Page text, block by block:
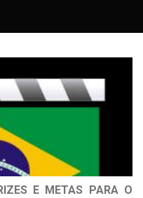
E METAS PARA O